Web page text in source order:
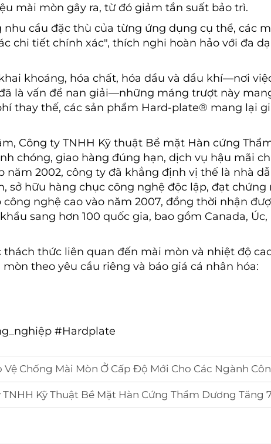
mài mòn gây ra, từ đó giảm tần suất bảo trì.
cầu đặc thù của từng ứng dụng cụ thể, các
chi tiết chính xác", thích nghi hoàn hảo với đa
khoáng, hóa chất, hóa dầu và dầu khí—nơi
là vấn đề nan giải—những máng trượt này
thay thế, các sản phẩm Hard-plate® mang lại
Công ty TNHH Kỹ thuật Bề mặt Hàn cứng
chóng, giao hàng đúng hạn, dịch vụ hậu mãi
2002, công ty đã khẳng định vị thế là nhà
hữu hàng chục công nghệ độc lập, đạt chứng
nghệ cao vào năm 2007, đồng thời nhận
sang hơn 100 quốc gia, bao gồm Canada, Úc,
thức liên quan đến mài mòn và nhiệt độ
theo yêu cầu riêng và báo giá cá nhân hóa:
#Hardplate
Mài Mòn Ở Cấp Độ Mới Cho Các Ngành Công
Tăng 75%, Được Thúc Đẩy Bởi Tăng Trưởng Kép Tại Các Thị Trường Đông Nam Á